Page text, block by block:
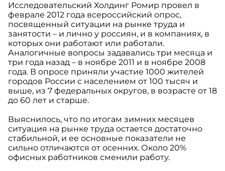
Исследовательский Холдинг Ромир провел в
феврале 2012 года всероссийский опрос,
посвященный ситуации на рынке труда и
занятости – и лично у россиян, и в компаниях, в
которых они работают или работали.
Аналогичные вопросы задавались три месяца и
три года назад – в ноябре 2011 и в ноябре 2008
года. В опросе приняли участие 1000 жителей
городов России с населением от 100 тысяч и
выше, из 7 федеральных округов, в возрасте от 18
до 60 лет и старше.
Выяснилось, что по итогам зимних месяцев
ситуация на рынке труда остается достаточно
стабильной, и ее основные показатели не
сильно отличаются от осенних. Около 20%
офисных работников сменили работу.